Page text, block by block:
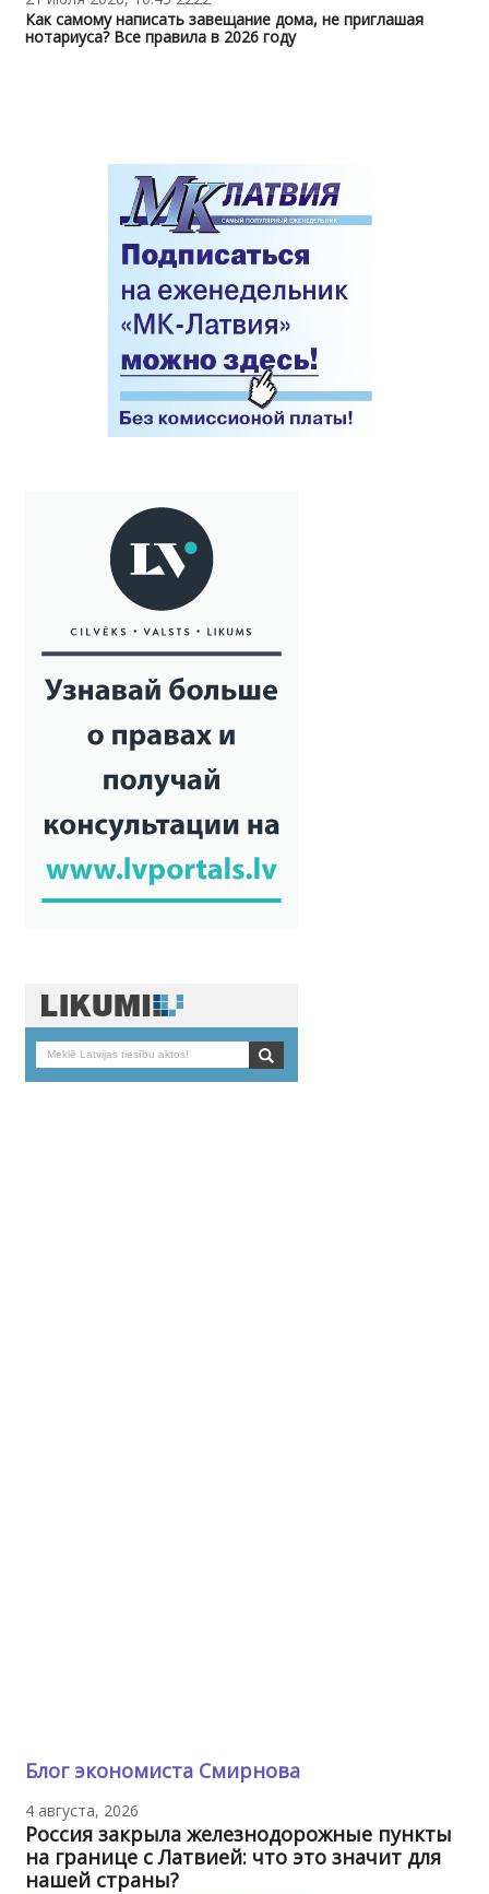
Как самому написать завещание дома, не приглашая
нотариуса? Все правила в 2026 году
Блог экономиста Смирнова
4 августа, 2026
Россия закрыла железнодорожные пункты
на границе с Латвией: что это значит для
нашей страны?